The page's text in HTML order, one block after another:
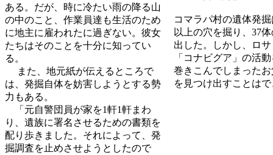
ある。だが、時に冷たい雨の降る山
の中のこと、作業員達も生活のため
に地主に雇われたに過ぎない。彼女
たちはそのことを十分に知ってい
る。
また、地元紙が伝えるところで
は、発掘自体を妨害しようとする勢
力もある。
「元自警団員が家を1軒1軒まわ
り、遺族に署名させるための書類を
配り歩きました。それによって、発
掘調査を止めさせようとしたので
コマラパ村の遺体発
以上の穴を掘り、37
出した。しかし、ロ
「コナビグア」の活
巻きこんでしまった
を見つけ出すことは